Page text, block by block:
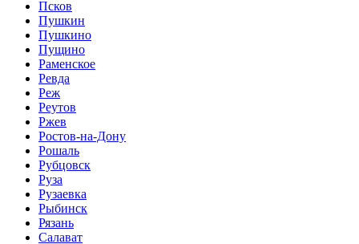
Псков
Пушкин
Пушкино
Пущино
Раменское
Ревда
Реж
Реутов
Ржев
Ростов-на-Дону
Рошаль
Рубцовск
Руза
Рузаевка
Рыбинск
Рязань
Салават